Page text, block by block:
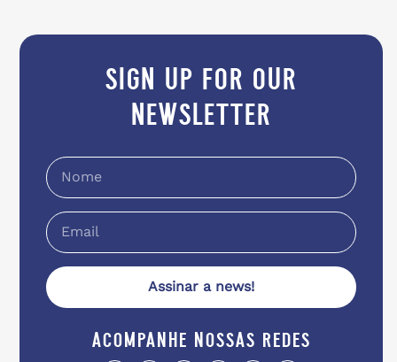
sign up for our
newsletter
Assinar a news!
acompanhe nossas redes